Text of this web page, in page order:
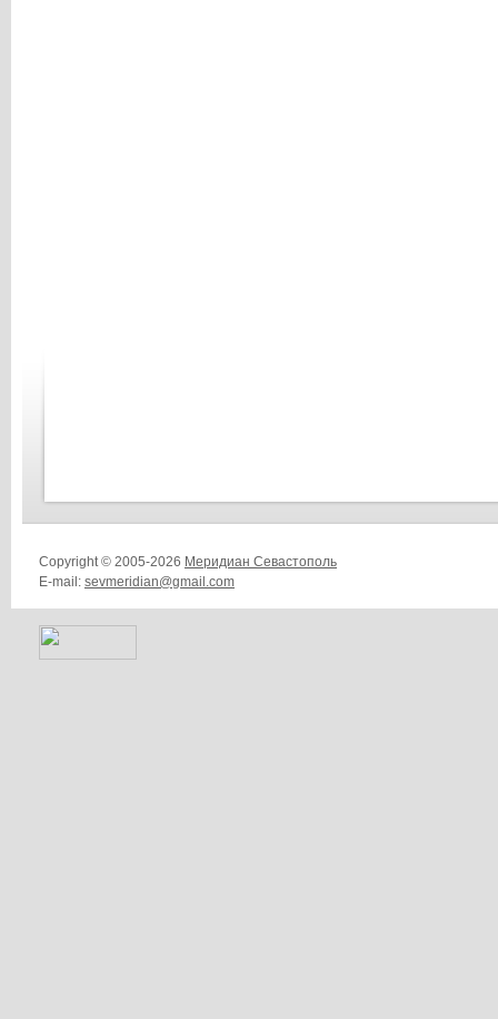
Copyright © 2005-2026 Меридиан Севастополь
E-mail: sevmeridian@gmail.com